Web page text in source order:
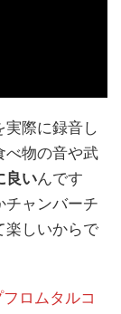
実際に録音し
べ物の音や武
良いんです
チャンバーチ
楽しいからで
ロムタルコ